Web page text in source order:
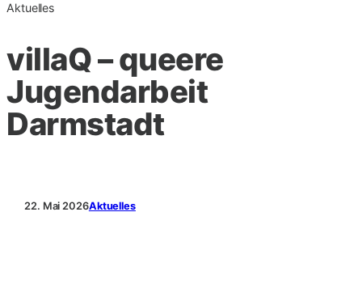
Aktuelles
villaQ – queere
Jugendarbeit
Darmstadt
22. Mai 2026Aktuelles